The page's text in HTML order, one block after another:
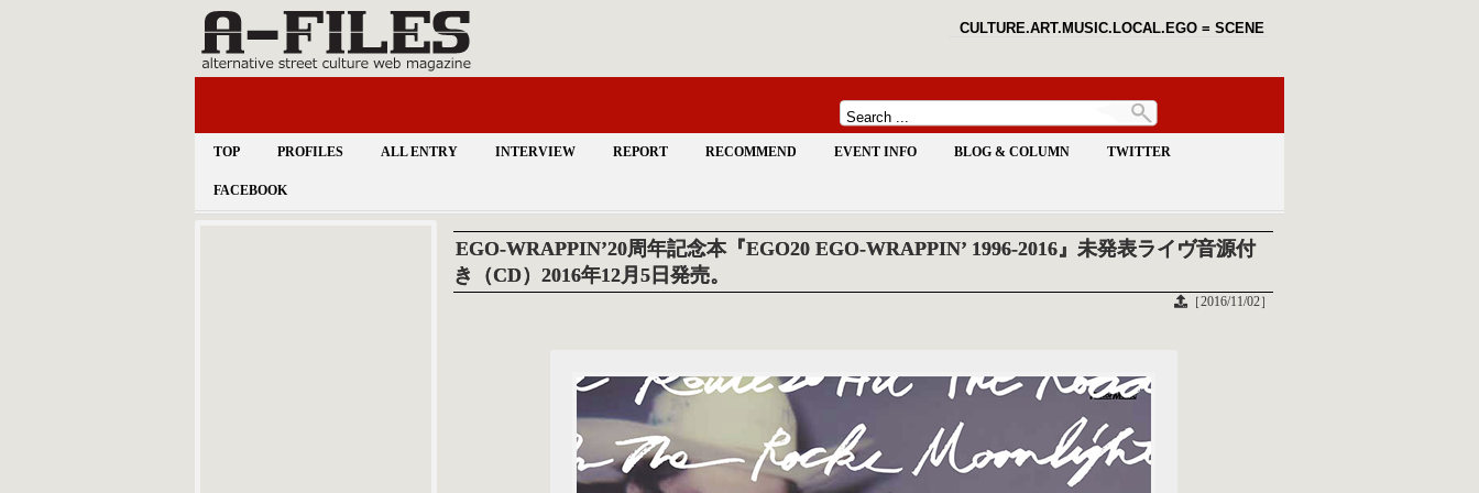
CULTURE.ART.MUSIC.LOCAL.EGO = SCENE
TOP PROFILES ALL ENTRY INTERVIEW REPORT RECOMMEND EVENT INFO BLOG & COLUMN TWITTER
FACEBOOK
EGO-WRAPPIN’20周年記念本『EGO20 EGO-WRAPPIN’ 1996-2016』未発表ライヴ音源付
き（CD）2016年12月5日発売。
［2016/11/02］